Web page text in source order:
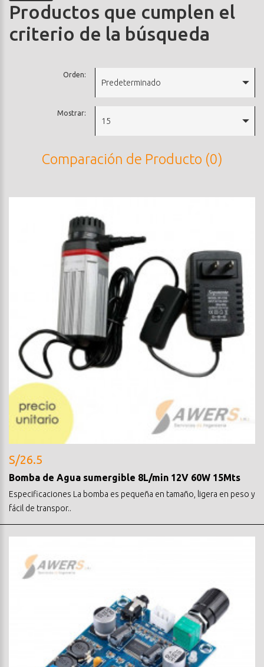
Productos que cumplen el
criterio de la búsqueda
Orden:
Predeterminado
Mostrar:
15
Comparación de Producto (0)
S/26.5
Bomba de Agua sumergible 8L/min 12V 60W 15Mts
Especificaciones La bomba es pequeña en tamaño, ligera en peso y
fácil de transpor..